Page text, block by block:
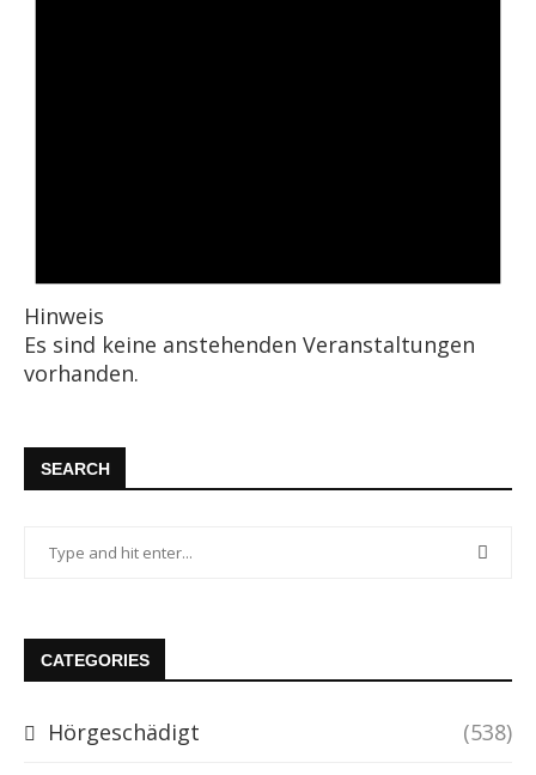
Hinweis
Es sind keine anstehenden Veranstaltungen
vorhanden.
SEARCH
CATEGORIES
Hörgeschädigt (538)